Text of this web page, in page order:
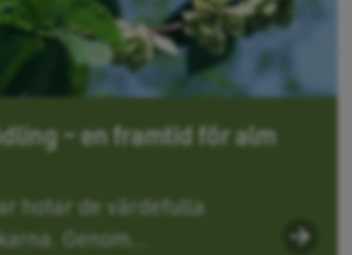
– en framtid för alm
hotar de värdefulla
Genom...